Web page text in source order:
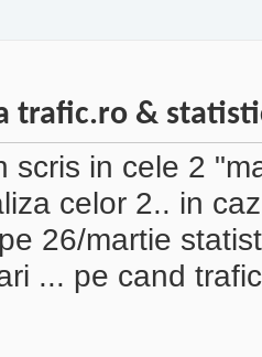
trafic.ro &
scris in cele 2
celor 2.. in
26/martie
... pe cand